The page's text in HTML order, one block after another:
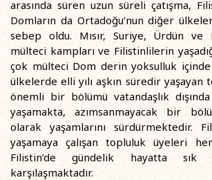
arasında süren uzun süreli çatışma,
Domların da Ortadoğu’nun diğer
sebep oldu. Mısır, Suriye, Ürdün ve
mülteci kampları ve Filistinlilerin
çok mülteci Dom derin yoksulluk içinde
ülkelerde elli yılı aşkın süredir
önemli bir bölümü vatandaşlık
yaşamakta, azımsanmayacak bir
olarak yaşamlarını sürdürmektedir.
yaşamaya çalışan topluluk üyeleri
Filistin’de gündelik hayatta sık
karşılaşmaktadır.